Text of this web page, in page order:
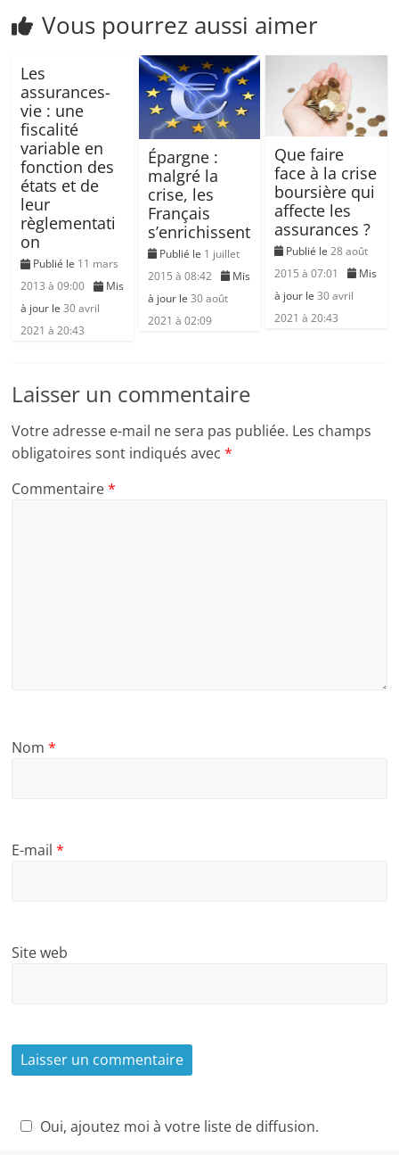
Vous pourrez aussi aimer
Les
assurances-
vie : une
fiscalité
variable en
fonction des
états et de
leur
règlementati
on
Publié le 11 mars
2013 à 09:00
Mis
à jour le30 avril
2021 à 20:43
Épargne :
malgré la
crise, les
Français
s’enrichissent
Publié le 1 juillet
2015 à 08:42
Mis
à jour le 30 août
2021 à 02:09
Que faire
face à la crise
boursière qui
affecte les
assurances ?
Publié le28 août
2015 à 07:01
Mis
à jour le 30 avril
2021 à 20:43
Laisser un commentaire
Votre adresse e-mail ne sera pas publiée. Les champs
obligatoires sont indiqués avec*
Commentaire*
Nom*
E-mail*
Site web
Oui, ajoutez moi à votre liste de diffusion.